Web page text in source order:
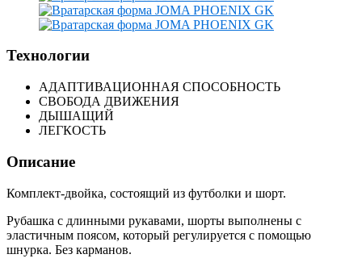
Технологии
АДАПТИВАЦИОННАЯ СПОСОБНОСТЬ
СВОБОДА ДВИЖЕНИЯ
ДЫШАЩИЙ
ЛЕГКОСТЬ
Описание
Комплект-двойка, состоящий из футболки и шорт.
Рубашка с длинными рукавами, шорты выполнены с
эластичным поясом, который регулируется с помощью
шнурка. Без карманов.